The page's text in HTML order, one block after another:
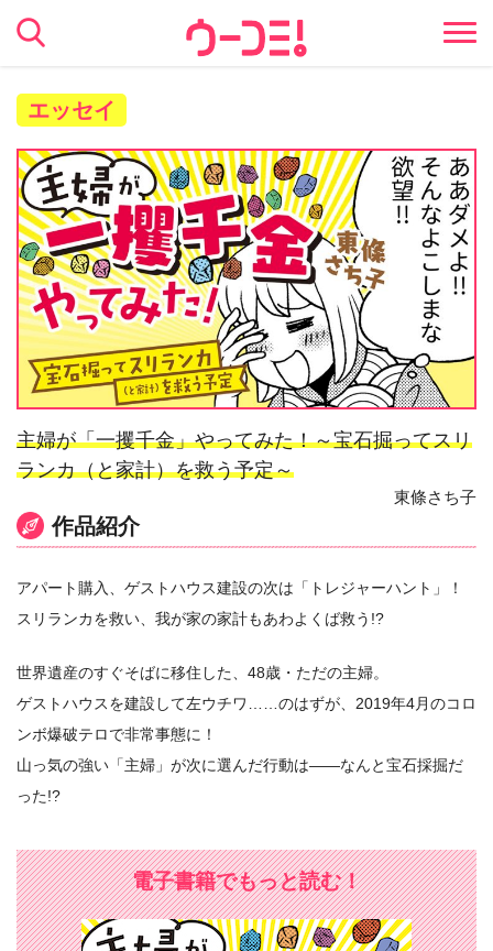
エッセイ
主婦が「一攫千金」やってみた！～宝石掘ってスリ
ランカ（と家計）を救う予定～
東條さち子
作品紹介
アパート購入、ゲストハウス建設の次は「トレジャーハント」！
スリランカを救い、我が家の家計もあわよくば救う!?
世界遺産のすぐそばに移住した、48歳・ただの主婦。
ゲストハウスを建設して左ウチワ……のはずが、2019年4月のコロ
ンボ爆破テロで非常事態に！
山っ気の強い「主婦」が次に選んだ行動は――なんと宝石採掘だ
った!?
電子書籍でもっと読む！